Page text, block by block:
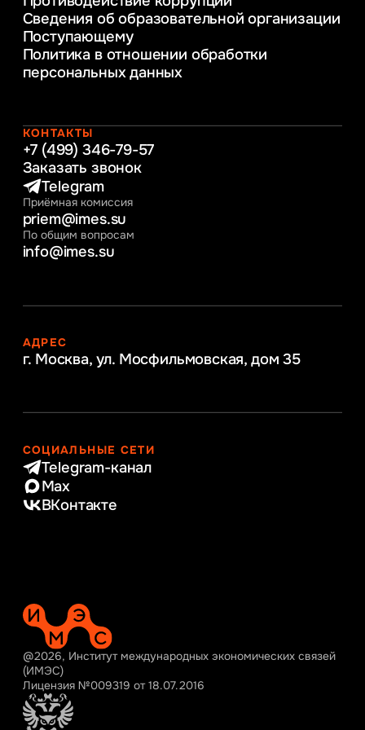
Уголовное право
Информационные технологии в бизнесе
Информационное и программное
обеспечение бизнес процессов
Управление человеческими ресурсами
Интернет-маркетинг
Сведения об образовательной организации
Поступающему
Политика в отношении обработки
персональных данных
КОНТАКТЫ
+7 (499) 346-79-57
Заказать звонок
Telegram
Приёмная комиссия
priem@imes.su
По общим вопросам
info@imes.su
АДРЕС
г. Москва, ул. Мосфильмовская, дом 35
СОЦИАЛЬНЫЕ СЕТИ
Telegram-канал
Max
ВКонтакте
@2026, Институт международных экономических связей
(ИМЭС)
Лицензия №009319 от 18.07.2016